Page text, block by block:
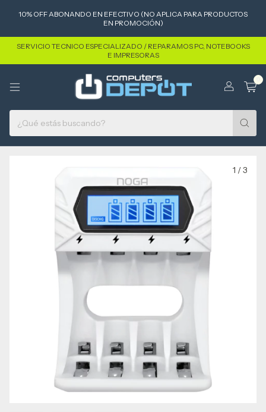
10% OFF ABONANDO EN EFECTIVO (NO APLICA PARA PRODUCTOS
EN PROMOCIÓN)
SERVICIO TECNICO ESPECIALIZADO / REPARAMOS PC, NOTEBOOKS
E IMPRESORAS
1 /3